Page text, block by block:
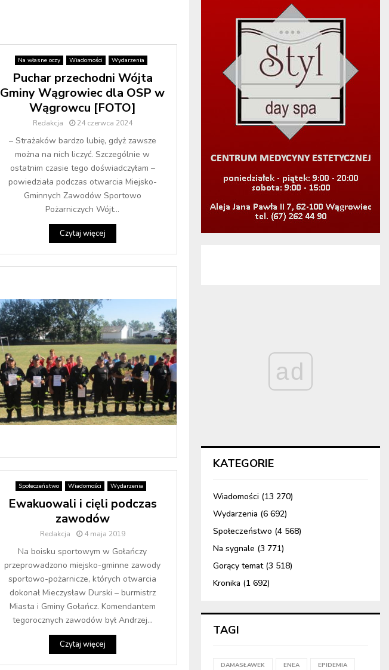
Na własne oczy Wiadomości Wydarzenia
Puchar przechodni Wójta
Gminy Wągrowiec dla OSP w
Wągrowcu [FOTO]
Redakcja 24 czerwca 2024
– Strażaków bardzo lubię, gdyż zawsze
można na nich liczyć. Szczególnie w
ostatnim czasie tego doświadczyłam –
powiedziała podczas otwarcia Miejsko-
Gminnych Zawodów Sportowo
Pożarniczych Wójt...
Czytaj więcej
Społeczeństwo Wiadomości Wydarzenia
Ewakuowali i cięli podczas
zawodów
Redakcja 4 maja 2019
Na boisku sportowym w Gołańczy
przeprowadzono miejsko-gminne zawody
sportowo-pożarnicze, których otwarcia
dokonał Mieczysław Durski – burmistrz
Miasta i Gminy Gołańcz. Komendantem
tegorocznych zawodów był Andrzej...
Czytaj więcej
ad
KATEGORIE
Wiadomości (13 270)
Wydarzenia (6 692)
Społeczeństwo (4 568)
Na sygnale (3 771)
Gorący temat(3 518)
Kronika (1 692)
TAGI
DAMASŁAWEK ENEA EPIDEMIA